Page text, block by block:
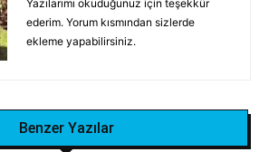
Yazılarımı okuduğunuz için teşekkür
ederim. Yorum kısmından sizlerde
ekleme yapabilirsiniz.
Benzer Yazılar